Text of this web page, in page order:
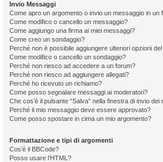
Invio Messaggi
Come apro un argomento o invio un messaggio in un
Come modifico o cancello un messaggio?
Come aggiungo una firma ai miei messaggi?
Come creo un sondaggio?
Perché non è possibile aggiungere ulteriori opzioni
Come modifico o cancello un sondaggio?
Perché non riesco ad accedere a un forum?
Perché non riesco ad aggiungere allegati?
Perché ho ricevuto un richiamo?
Come posso segnalare messaggi ai moderatori?
Che cos’è il pulsante “Salva” nella finestra di invio dei
Perché il mio messaggio deve essere approvato?
Come posso spostare in cima un mio argomento?
Formattazione e tipi di argomenti
Cos’è il BBCode?
Posso usare l’HTML?